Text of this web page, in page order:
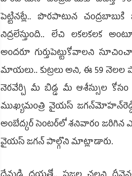
పెట్టినట్లే.. పొరపాటున
నిద్రలేస్తుంది.. లేచి లకలకలక
అందరూ గుర్తుపెట్టుకోవాల‌ని
మాయలు.. కుట్రలు అని, ఈ 59
నెరవేర్చి మీ బిడ్డ మీ ఆశీస్సుల
ముఖ్యమంత్రి వైయ‌స్‌
అంబేద్కర్‌ సెంటర్‌లో శనివారం జ‌రిగిన
వైయ‌స్ జ‌గ‌న్ పాల్గొని మాట్లాడారు.